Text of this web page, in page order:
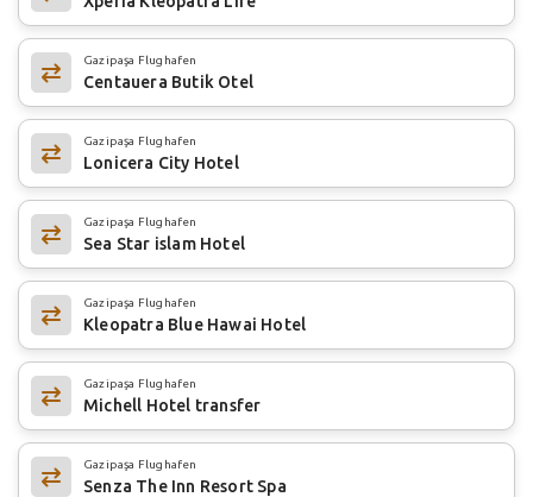
Gazipaşa Flughafen
Centauera Butik Otel
Gazipaşa Flughafen
Lonicera City Hotel
Gazipaşa Flughafen
Sea Star islam Hotel
Gazipaşa Flughafen
Kleopatra Blue Hawai Hotel
Gazipaşa Flughafen
Michell Hotel transfer
Gazipaşa Flughafen
Senza The Inn Resort Spa